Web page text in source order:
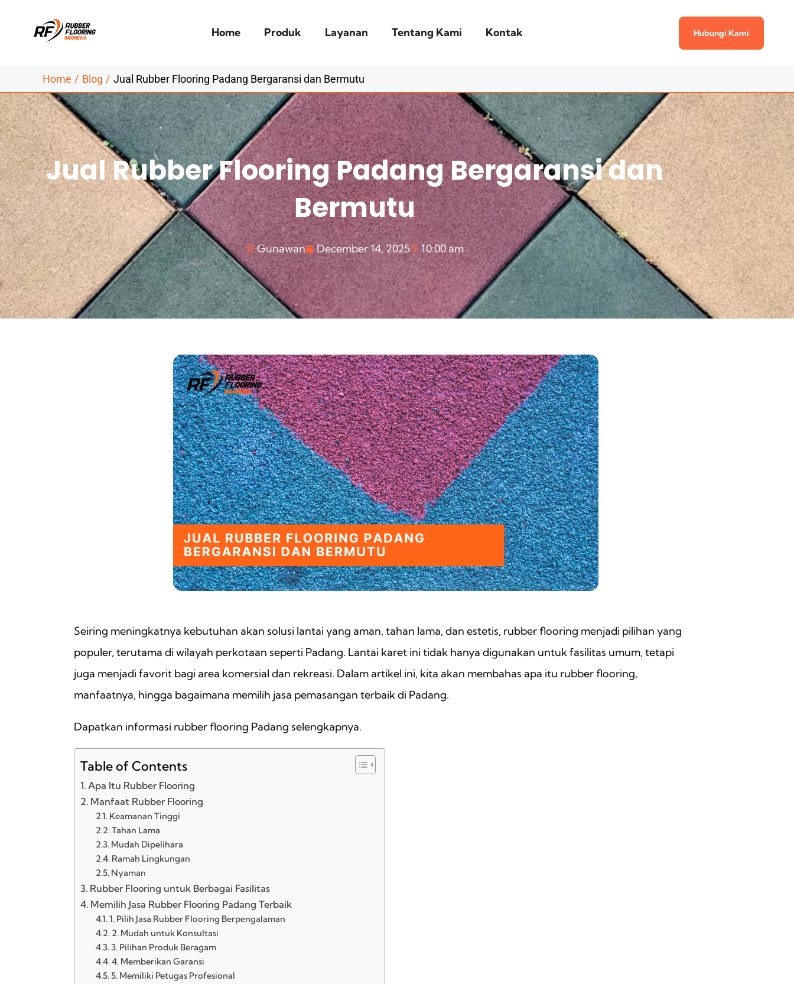
Home Produk Layanan Tentang Kami Kontak Hubungi Kami
Home Blog Jual Rubber Flooring Padang Bergaransi dan Bermutu
Jual Rubber Flooring Padang Bergaransi dan
Bermutu
Gunawan December 14, 2025 10:00 am
Seiring meningkatnya kebutuhan akan solusi lantai yang aman, tahan lama, dan estetis, rubber flooring menjadi pilihan yang
populer, terutama di wilayah perkotaan seperti Padang. Lantai karet ini tidak hanya digunakan untuk fasilitas umum, tetapi
juga menjadi favorit bagi area komersial dan rekreasi. Dalam artikel ini, kita akan membahas apa itu rubber flooring,
manfaatnya, hingga bagaimana memilih jasa pemasangan terbaik di Padang.
Dapatkan informasi rubber flooring Padang selengkapnya.
Table of Contents
Apa Itu Rubber Flooring
Manfaat Rubber Flooring
Keamanan Tinggi
Tahan Lama
Mudah Dipelihara
Ramah Lingkungan
Nyaman
Rubber Flooring untuk Berbagai Fasilitas
Memilih Jasa Rubber Flooring Padang Terbaik
1. Pilih Jasa Rubber Flooring Berpengalaman
2. Mudah untuk Konsultasi
3. Pilihan Produk Beragam
4. Memberikan Garansi
5. Memiliki Petugas Profesional